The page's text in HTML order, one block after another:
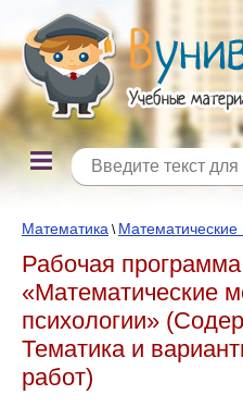
Математика \ Математические
Рабочая программа
«Математические
психологии»
Тематика и
работ)